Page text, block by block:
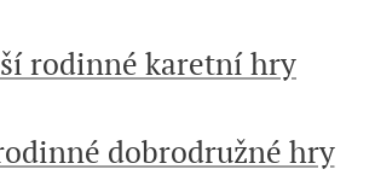
rodinné karetní hry
dobrodružné hry